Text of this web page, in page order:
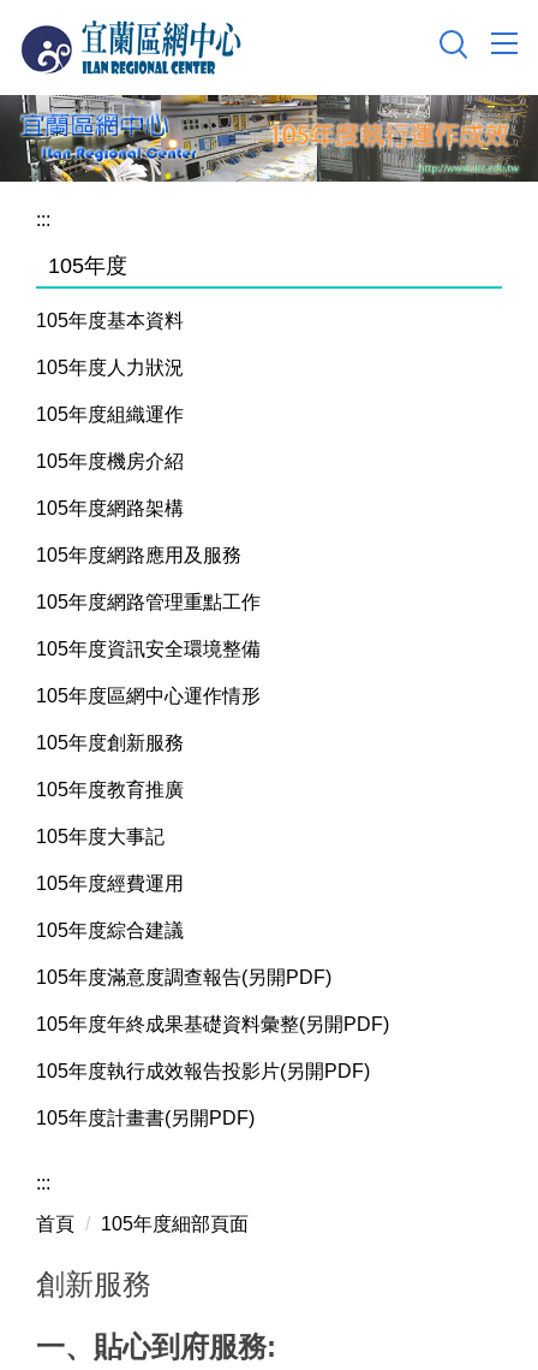
到
要
內
容
:::
105年度
105年度基本資料
105年度人力狀況
105年度組織運作
105年度機房介紹
105年度網路架構
105年度網路應用及服務
105年度網路管理重點工作
105年度資訊安全環境整備
105年度區網中心運作情形
105年度創新服務
105年度教育推廣
105年度大事記
105年度經費運用
105年度綜合建議
105年度滿意度調查報告(另開PDF)
105年度年終成果基礎資料彙整(另開PDF)
105年度執行成效報告投影片(另開PDF)
105年度計畫書(另開PDF)
:::
首頁
105年度細部頁面
創新服務
一、貼心到府服務: